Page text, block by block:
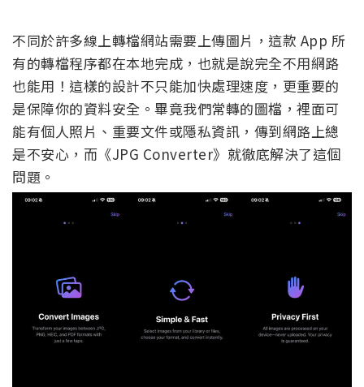
不同於許多線上轉檔網站需要上傳圖片，這款 App 所
有的轉檔程序都在本地完成，也就是說完全不用網路
也能用！這樣的設計不只能加快處理速度，更重要的
是保障你的資料安全。畢竟我們常轉的圖檔，裡面可
能有個人照片、重要文件或隱私資訊，傳到網路上總
是不安心，而《JPG Converter》就徹底解決了這個
問題。